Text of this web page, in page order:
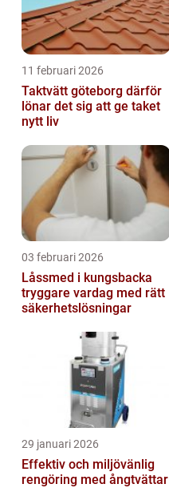
11 februari 2026
Taktvätt göteborg därför
lönar det sig att ge taket
nytt liv
03 februari 2026
Låssmed i kungsbacka
tryggare vardag med rätt
säkerhetslösningar
29 januari 2026
Effektiv och miljövänlig
rengöring med ångtvättar